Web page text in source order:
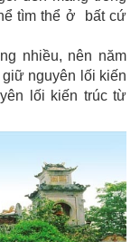
tìm thể ở bất cứ
nhiều, nên năm
nguyên lối kiến
lối kiến trúc từ